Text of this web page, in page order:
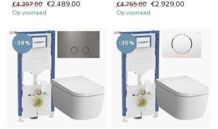
technologi...
€4.397,00 €2.489,00
Op voorraad
technologie, com...
€4.755,00 €2.929,00
Op voorraad
-38% -35%